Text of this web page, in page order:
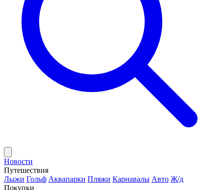
Новости
Путешествия
Лыжи Гольф Аквапарки Пляжи Карнавалы Авто Ж/д
Покупки